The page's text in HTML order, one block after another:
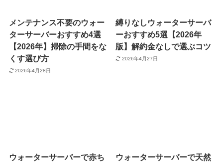
メンテナンス不要のウォー
ターサーバーおすすめ4選
【2026年】掃除の手間をな
くす選び方
2026年4月28日
縛りなしウォーターサーバ
ーおすすめ5選【2026年
版】解約金なしで選ぶコツ
2026年4月27日
ウォーターサーバーで赤ち
ウォーターサーバーで天然